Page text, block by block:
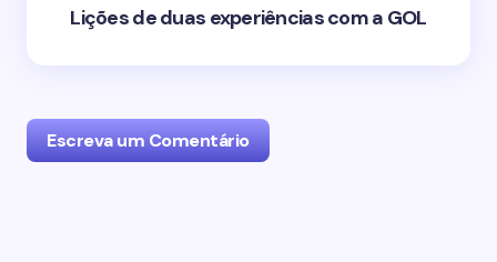
Lições de duas experiências com a GOL
Escreva um Comentário